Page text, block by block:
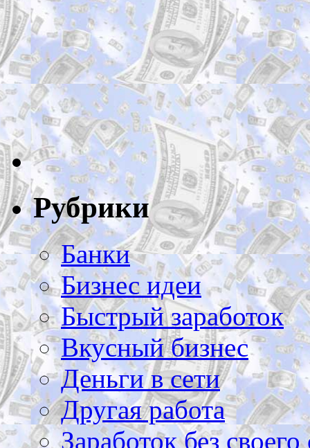
Рубрики
Банки
Бизнес идеи
Быстрый заработок
Вкусный бизнес
Деньги в сети
Другая работа
Заработок без своего